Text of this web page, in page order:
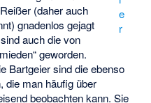
e
r
(daher auch
gnadenlos gejagt
auch die von
“ geworden.
Bartgeier sind die ebenso
die man häufig über
beobachten kann. Sie